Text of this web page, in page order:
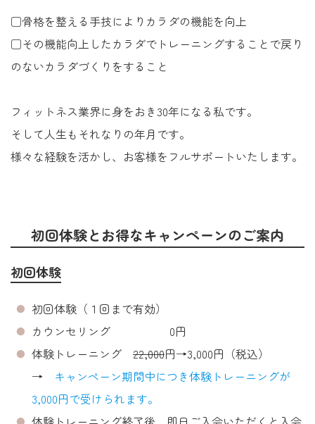
□骨格を整える手技によりカラダの機能を向上
□その機能向上したカラダでトレーニングすることで戻り
のないカラダづくりをすること
フィットネス業界に身をおき30年になる私です。
そして人生もそれなりの年月です。
様々な経験を活かし、お客様をフルサポートいたします。
初回体験とお得なキャンペーンのご案内
初回体験
初回体験（１回まで有効）
カウンセリング 0円
体験トレーニング 22,000円→3,000円（税込）
→ キャンペーン期間中につき体験トレーニングが
3,000円で受けられます。